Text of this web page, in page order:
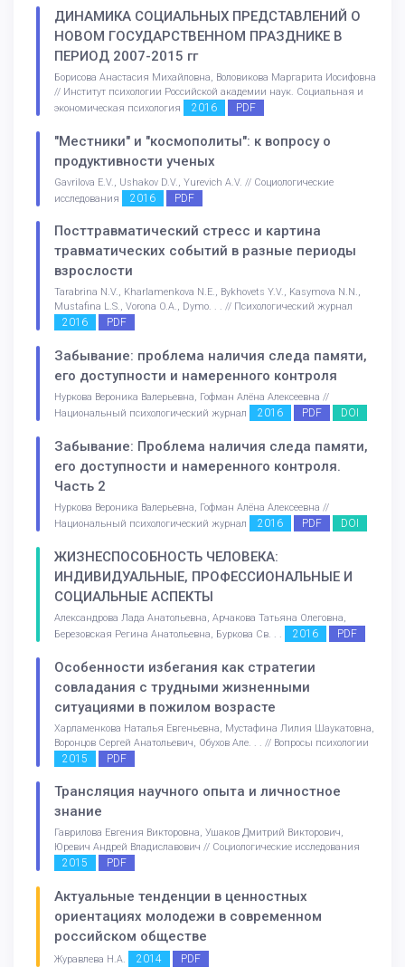
ДИНАМИКА СОЦИАЛЬНЫХ ПРЕДСТАВЛЕНИЙ О
НОВОМ ГОСУДАРСТВЕННОМ ПРАЗДНИКЕ В
ПЕРИОД 2007-2015 гг
Борисова Анастасия Михайловна, Воловикова Маргарита Иосифовна
// Институт психологии Российской академии наук. Социальная и
экономическая психология
2016 PDF
"Местники" и "космополиты": к вопросу о
продуктивности ученых
Gavrilova E.V., Ushakov D.V., Yurevich A.V. // Социологические
исследования
2016 PDF
Посттравматический стресс и картина
травматических событий в разные периоды
взрослости
Tarabrina N.V., Kharlamenkova N.E., Bykhovets Y.V., Kasymova N.N.,
Mustafina L.S., Vorona O.A., Dymo. . . // Психологический журнал
2016 PDF
Забывание: проблема наличия следа памяти,
его доступности и намеренного контроля
Нуркова Вероника Валерьевна, Гофман Алёна Алексеевна //
Национальный психологический журнал
2016 PDF DOI
Забывание: Проблема наличия следа памяти,
его доступности и намеренного контроля.
Часть 2
Нуркова Вероника Валерьевна, Гофман Алёна Алексеевна //
Национальный психологический журнал
2016 PDF DOI
ЖИЗНЕСПОСОБНОСТЬ ЧЕЛОВЕКА:
ИНДИВИДУАЛЬНЫЕ, ПРОФЕССИОНАЛЬНЫЕ И
СОЦИАЛЬНЫЕ АСПЕКТЫ
Александрова Лада Анатольевна, Арчакова Татьяна Олеговна,
Березовская Регина Анатольевна, Буркова Св. . .
2016 PDF
Особенности избегания как стратегии
совладания с трудными жизненными
ситуациями в пожилом возрасте
Харламенкова Наталья Евгеньевна, Мустафина Лилия Шаукатовна,
Воронцов Сергей Анатольевич, Обухов Але. . . // Вопросы психологии
2015 PDF
Трансляция научного опыта и личностное
знание
Гаврилова Евгения Викторовна, Ушаков Дмитрий Викторович,
Юревич Андрей Владиславович // Социологические исследования
2015 PDF
Актуальные тенденции в ценностных
ориентациях молодежи в современном
российском обществе
Журавлева Н.А. 2014 PDF